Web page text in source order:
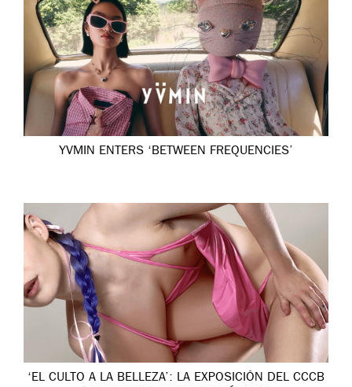
YVMIN ENTERS ‘BETWEEN FREQUENCIES’
‘EL CULTO A LA BELLEZA’: LA EXPOSICIÓN DEL CCCB